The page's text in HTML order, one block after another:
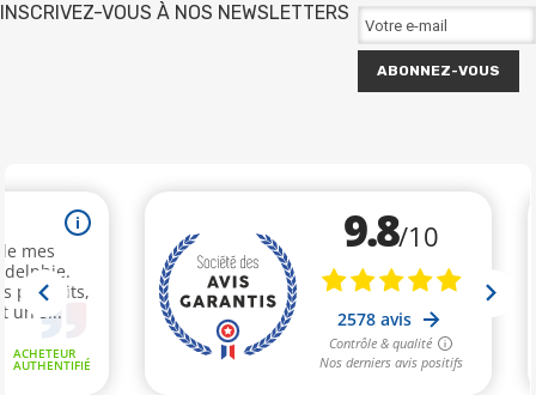
INSCRIVEZ-VOUS À NOS NEWSLETTERS
ABONNEZ-VOUS